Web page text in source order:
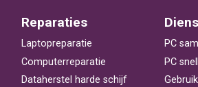
Reparaties
Laptopreparatie
Computerreparatie
Dataherstel harde schijf
PC
PC